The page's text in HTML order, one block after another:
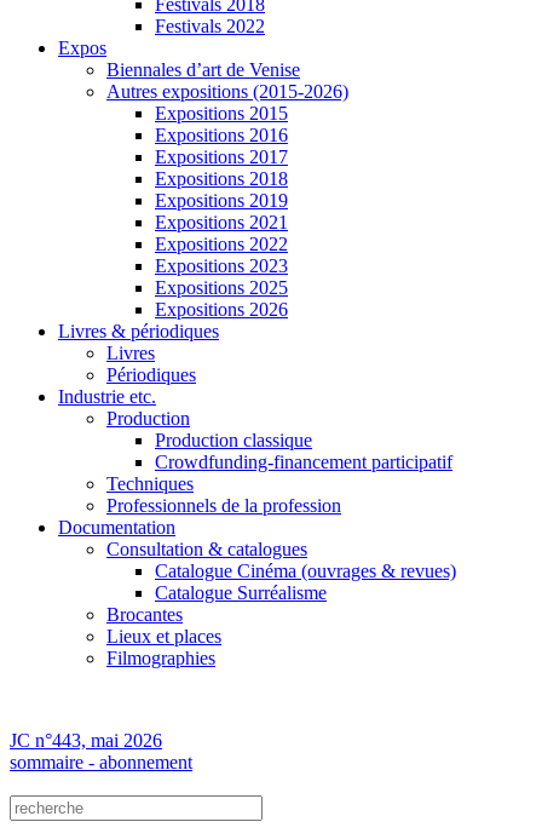
Festivals 2018
Festivals 2022
Expos
Biennales d’art de Venise
Autres expositions (2015-2026)
Expositions 2015
Expositions 2016
Expositions 2017
Expositions 2018
Expositions 2019
Expositions 2021
Expositions 2022
Expositions 2023
Expositions 2025
Expositions 2026
Livres & périodiques
Livres
Périodiques
Industrie etc.
Production
Production classique
Crowdfunding-financement participatif
Techniques
Professionnels de la profession
Documentation
Consultation & catalogues
Catalogue Cinéma (ouvrages & revues)
Catalogue Surréalisme
Brocantes
Lieux et places
Filmographies
JC n°443, mai 2026
sommaire - abonnement